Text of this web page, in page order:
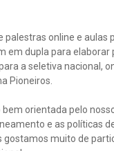
online e aulas
em dupla para
a seletiva nacional,
Pioneiros.
orientada pelo
e as políticas
muito de